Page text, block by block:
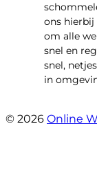
ons
om alle
snel en
snel,
in
© 2026 Online